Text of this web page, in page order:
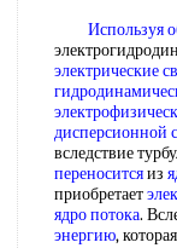
Используя
электрические
дисперсионной
вследствие
переноситсяиз
приобретает
ядро потока.
энергию,